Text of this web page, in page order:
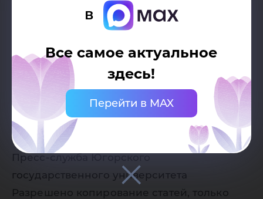
в
Все самое актуальное
здесь!
Перейти в MAX
Дата публикации: 25.04.2025
Автор:
Пресс-служба Югорского
государственного университета
Разрешено копирование статей, только